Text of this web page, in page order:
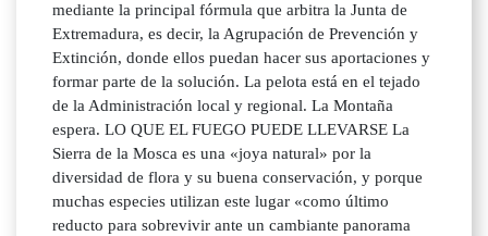
mediante la principal fórmula que arbitra la Junta de
Extremadura, es decir, la Agrupación de Prevención y
Extinción, donde ellos puedan hacer sus aportaciones y
formar parte de la solución. La pelota está en el tejado
de la Administración local y regional. La Montaña
espera. LO QUE EL FUEGO PUEDE LLEVARSE La
Sierra de la Mosca es una «joya natural» por la
diversidad de flora y su buena conservación, y porque
muchas especies utilizan este lugar «como último
reducto para sobrevivir ante un cambiante panorama